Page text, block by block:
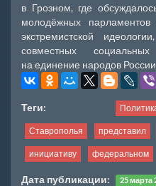
в Грозном, где
молодёжных парламентов
экстремистской
совместных
на единение народов
Теги:
Ставрополья представил
инициативу федеральном
Дата публикации: 25 марта